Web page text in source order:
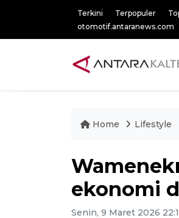
Terkini Terpopuler
otomotif.antaranews.com
Home Lifestyle
ekonomi
Senin, 9 Maret 2026